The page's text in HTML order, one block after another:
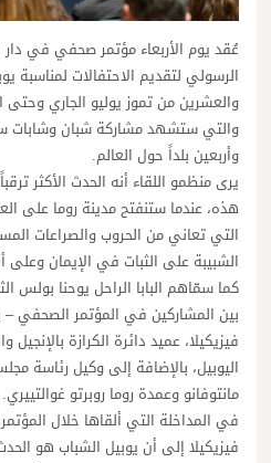
عُقد يوم الأربعاء مؤتمر صحفي في دار
الرسولي لتقديم الاحتفالات لمناسبة
والعشرين من تموز يوليو الجاري
والتي ستشهد مشاركة شبان وشابات
وأربعين بلداً حول العالم.
يرى منظمو اللقاء أنه الحدث الأكثر
هذه، عندما ستنفتح مدينة روما على
التي تعاني من الحروب والصراعات
الشبيبة على الثبات في الإيمان وعلى
بين المشاركين في المؤتمر الصحفي
فيزيكيلا، عميد دائرة الكرازة
اليوبيل، بالإضافة إلى وكيل رئاسة
مانتوفانو وعمدة روما روبرتو غوالتييري.
في المداخلة التي ألقاها خلال
فيزيكيلا إلى أن يوبيل الشباب هو